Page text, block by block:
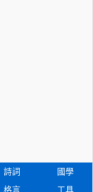
詩詞
國學
格言 工具